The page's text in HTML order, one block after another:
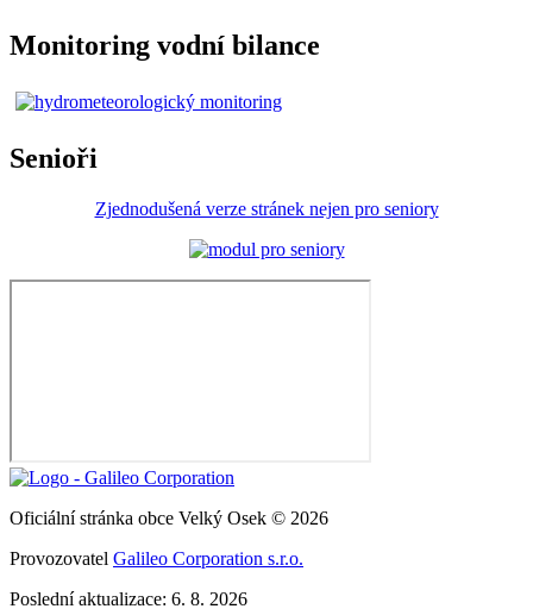
Monitoring vodní bilance
Senioři
Zjednodušená verze stránek nejen pro seniory
Oficiální stránka obce Velký Osek © 2026
Provozovatel Galileo Corporation s.r.o.
Poslední aktualizace: 6. 8. 2026